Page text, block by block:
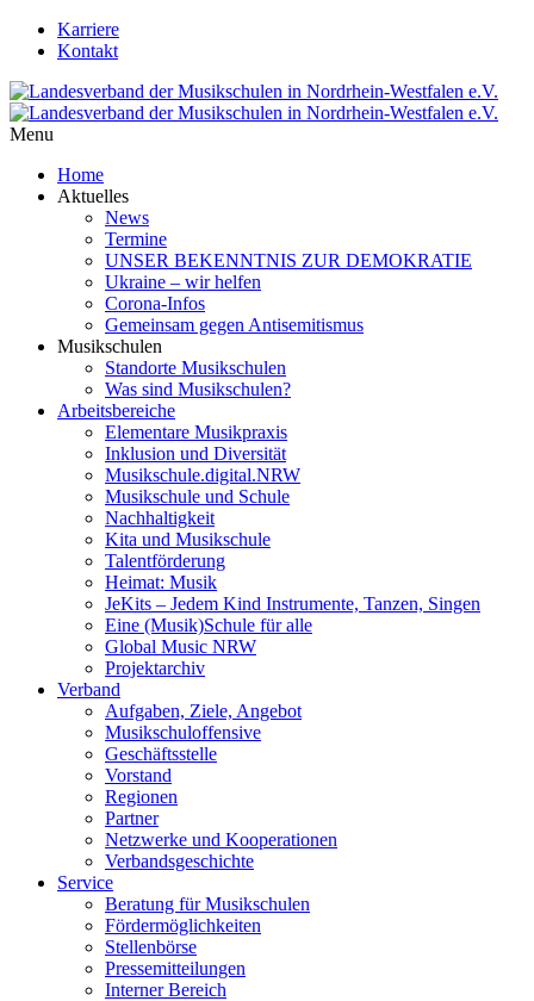
Karriere
Kontakt
Menu
Home
Aktuelles
News
Termine
UNSER BEKENNTNIS ZUR DEMOKRATIE
Ukraine – wir helfen
Corona-Infos
Gemeinsam gegen Antisemitismus
Musikschulen
Standorte Musikschulen
Was sind Musikschulen?
Arbeitsbereiche
Elementare Musikpraxis
Inklusion und Diversität
Musikschule.digital.NRW
Musikschule und Schule
Nachhaltigkeit
Kita und Musikschule
Talentförderung
Heimat: Musik
JeKits – Jedem Kind Instrumente, Tanzen, Singen
Eine (Musik)Schule für alle
Global Music NRW
Projektarchiv
Verband
Aufgaben, Ziele, Angebot
Musikschuloffensive
Geschäftsstelle
Vorstand
Regionen
Partner
Netzwerke und Kooperationen
Verbandsgeschichte
Service
Beratung für Musikschulen
Fördermöglichkeiten
Stellenbörse
Pressemitteilungen
Interner Bereich